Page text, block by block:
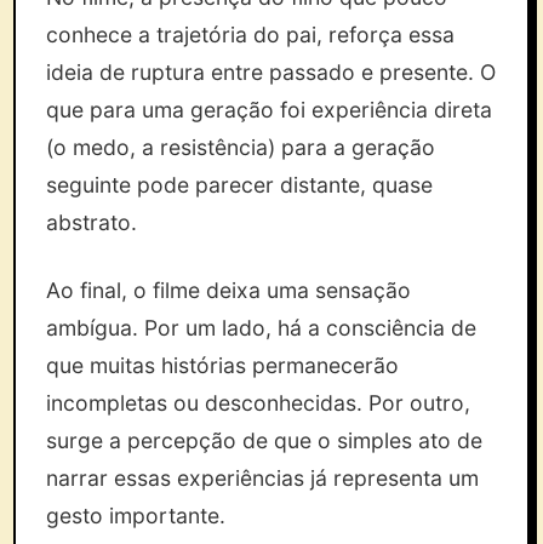
conhece a trajetória do pai, reforça essa
ideia de ruptura entre passado e presente. O
que para uma geração foi experiência direta
(o medo, a resistência) para a geração
seguinte pode parecer distante, quase
abstrato.
Ao final, o filme deixa uma sensação
ambígua. Por um lado, há a consciência de
que muitas histórias permanecerão
incompletas ou desconhecidas. Por outro,
surge a percepção de que o simples ato de
narrar essas experiências já representa um
gesto importante.